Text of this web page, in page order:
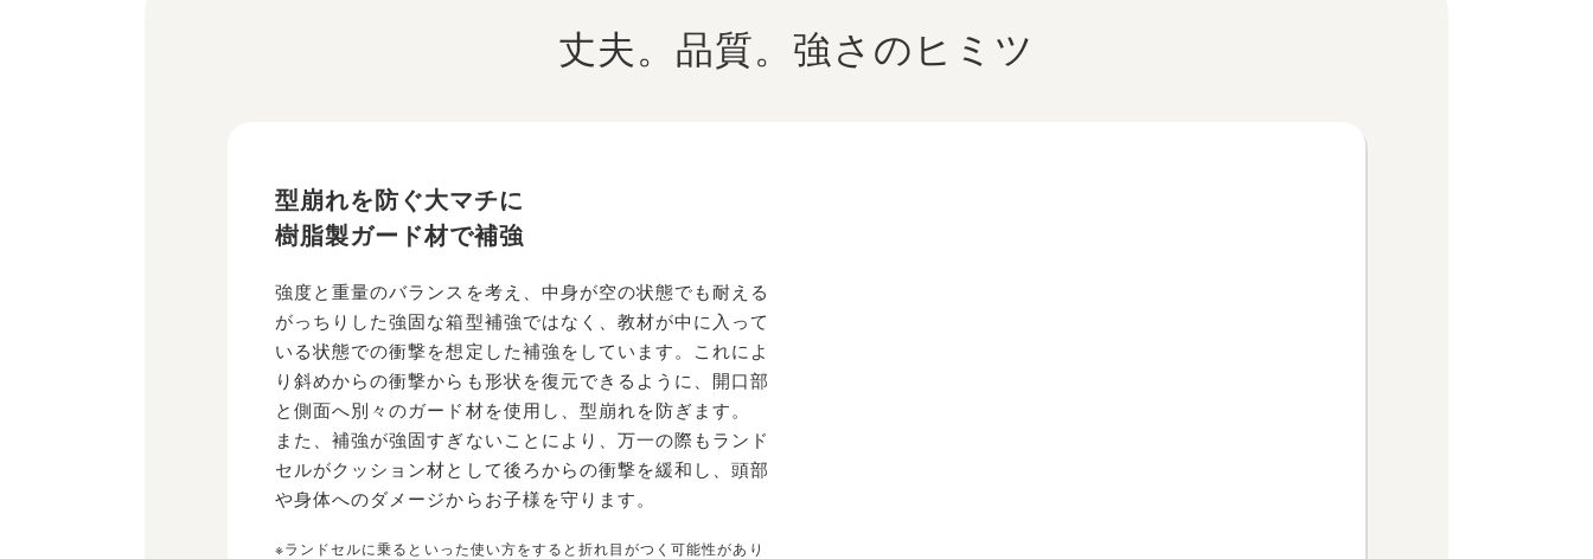
丈夫。品質。強さのヒミツ
型崩れを防ぐ大マチに
樹脂製ガード材で補強
強度と重量のバランスを考え、中身が空の状態でも耐える
がっちりした強固な箱型補強ではなく、教材が中に入って
いる状態での衝撃を想定した補強をしています。これによ
り斜めからの衝撃からも形状を復元できるように、開口部
と側面へ別々のガード材を使用し、型崩れを防ぎます。
また、補強が強固すぎないことにより、万一の際もランド
セルがクッション材として後ろからの衝撃を緩和し、頭部
や身体へのダメージからお子様を守ります。
※ランドセルに乗るといった使い方をすると折れ目がつく可能性があり